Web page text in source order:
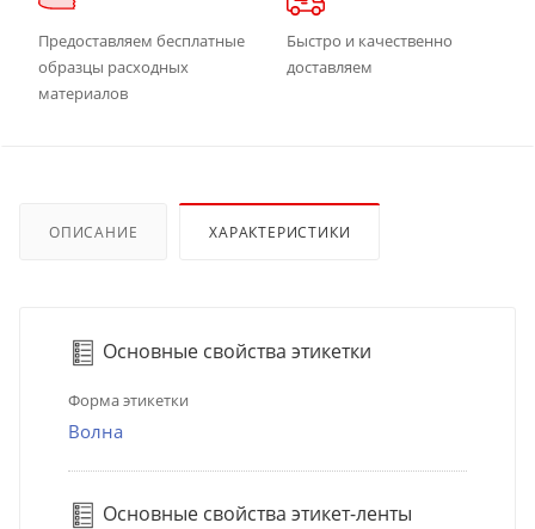
Предоставляем бесплатные
образцы расходных
материалов
Быстро и качественно
доставляем
ОПИСАНИЕ ХАРАКТЕРИСТИКИ
Основные свойства этикетки
Форма этикетки
Волна
Основные свойства этикет-ленты